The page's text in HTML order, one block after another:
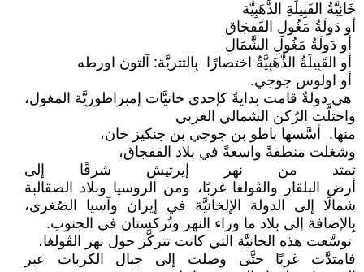
خَانِيَّةُ القَبِيلَةِ الذَّهَبِيَّة
أو دَولَةُ مَغُولِ القَفجَاق
أو دَولَةُ مَغُولِ الشَّمَالِ
أو القَبِيلَةُ الذَّهَبِيَّةُ اختصارًا بِالتتريَّة: آلتون اورطه
أو اولوس جوجي.
هي دولةٌ قامت بدايةً كإحدى خانيَّات إمبراطوريَّة المغول،
واحتلَّت الرُكن الشمالي الغربي
منها. أسَّسها باطو بن جوجي بن جنكيز خان،
وشغلت منطقةً واسعةً في بلاد القفجاق،
تمتد من نهر إيرتيش شرقًا إلى
أرض البلقار والڤولغا غربًا، ومن الروسيا وبلاد الصقالبة
شمالًا إلى الدولة الإلخانيَّة في إيران وآسيا الصُغرى،
بِالإضافة إلى بلاد ما وراء النهر وتُركستان في الجنوب.
توسَّعت هذه الخانيَّة التي كانت تتركَّز حول نهر الڤولغا،
فامتدَّت غربًا حتَّى وصلت إلى جبال الكربات عبر